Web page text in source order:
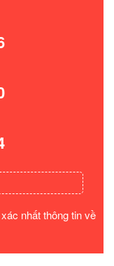
nhất thông tin về